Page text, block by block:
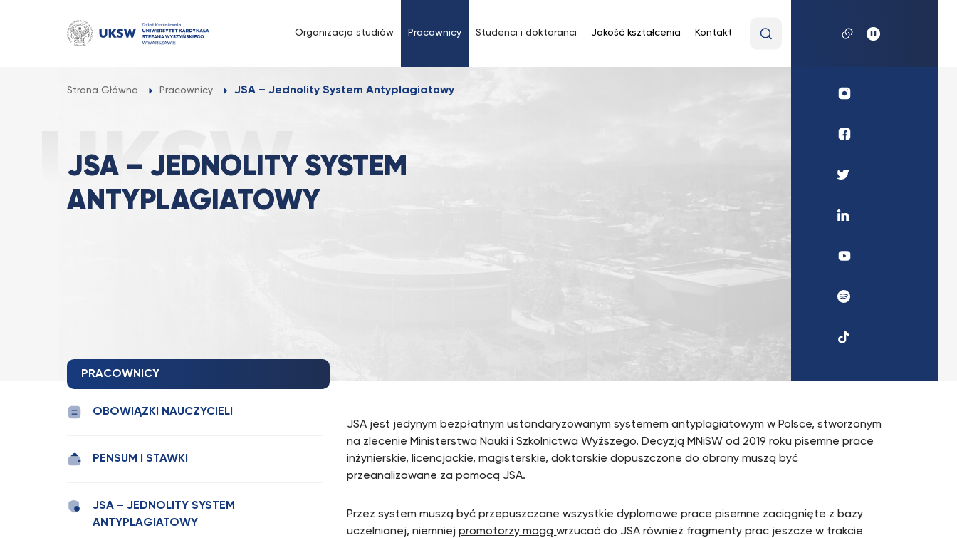
Organizacja studiów Pracownicy Studenci i doktoranci Jakość kształcenia Kontakt
wyszukiwaną
Strona Główna Pracownicy JSA – Jednolity System Antyplagiatowy
JSA – JEDNOLITY SYSTEM
ANTYPLAGIATOWY
Profil
Profil
Profil
Profil
Linkedin
UKSW
UKSW
UKSW
PRACOWNICY
OBOWIĄZKI NAUCZYCIELI
PENSUM I STAWKI
JSA – JEDNOLITY SYSTEM
ANTYPLAGIATOWY
JSA jest jedynym bezpłatnym ustandaryzowanym systemem antyplagiatowym w Polsce, stworzonym
na zlecenie Ministerstwa Nauki i Szkolnictwa Wyższego. Decyzją MNiSW od 2019 roku pisemne prace
inżynierskie, licencjackie, magisterskie, doktorskie dopuszczone do obrony muszą być
przeanalizowane za pomocą JSA.
Przez system muszą być przepuszczane wszystkie dyplomowe prace pisemne zaciągnięte z bazy
uczelnianej, niemniejpromotorzy mogąwrzucać do JSA również fragmenty prac jeszcze w trakcie